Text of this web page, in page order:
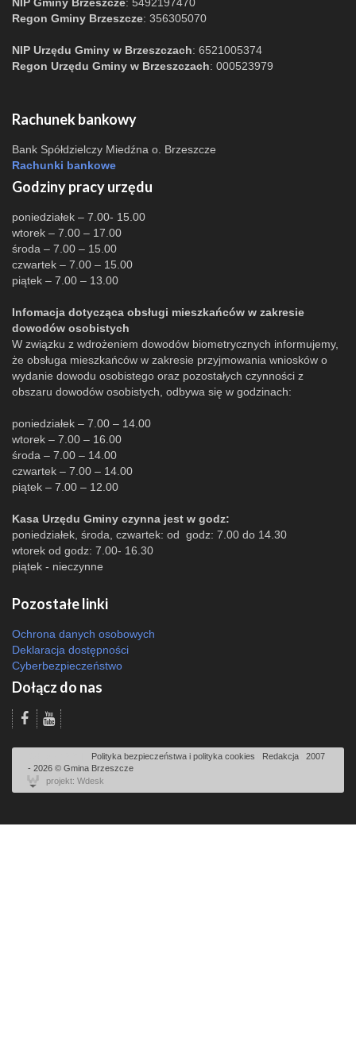
Regon Gminy Brzeszcze: 356305070
NIP Urzędu Gminy w Brzeszczach: 6521005374
Regon Urzędu Gminy w Brzeszczach: 000523979
Rachunek bankowy
Bank Spółdzielczy Miedźna o. Brzeszcze
Rachunki bankowe
Godziny pracy urzędu
poniedziałek – 7.00- 15.00
wtorek – 7.00 – 17.00
środa – 7.00 – 15.00
czwartek – 7.00 – 15.00
piątek – 7.00 – 13.00
Infomacja dotycząca obsługi mieszkańców w zakresie
dowodów osobistych
W związku z wdrożeniem dowodów biometrycznych informujemy,
że obsługa mieszkańców w zakresie przyjmowania wniosków o
wydanie dowodu osobistego oraz pozostałych czynności z
obszaru dowodów osobistych, odbywa się w godzinach:
poniedziałek – 7.00 – 14.00
wtorek – 7.00 – 16.00
środa – 7.00 – 14.00
czwartek – 7.00 – 14.00
piątek – 7.00 – 12.00
Kasa Urzędu Gminy czynna jest w godz:
poniedziałek, środa, czwartek: od godz: 7.00 do 14.30
wtorek od godz: 7.00- 16.30
piątek - nieczynne
Pozostałe linki
Ochrona danych osobowych
Deklaracja dostępności
Cyberbezpieczeństwo
Dołącz do nas
Polityka bezpieczeństwa i polityka cookies Redakcja
2007
- 2026 © Gmina Brzeszcze
projekt: Wdesk